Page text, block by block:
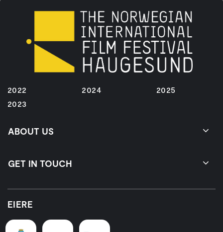
2022
2023
2024 2025
ABOUT US
GET IN TOUCH
EIERE